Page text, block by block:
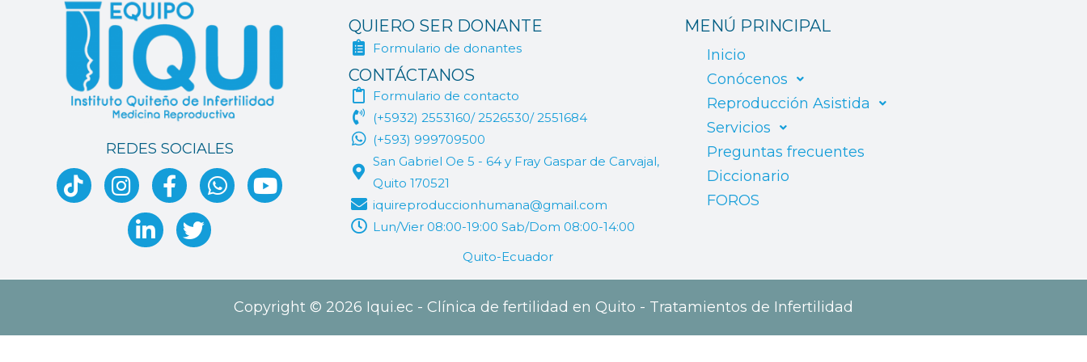
REDES SOCIALES
QUIERO SER DONANTE
Formulario de donantes
CONTÁCTANOS
Formulario de contacto
(+5932) 2553160/ 2526530/ 2551684
(+593) 999709500
San Gabriel Oe 5 - 64 y Fray Gaspar de Carvajal,
Quito 170521
iquireproduccionhumana@gmail.com
Lun/Vier 08:00-19:00 Sab/Dom 08:00-14:00
Quito-Ecuador
MENÚ PRINCIPAL
Inicio
Conócenos
Reproducción Asistida
Servicios
Preguntas frecuentes
Diccionario
FOROS
Copyright © 2026 Iqui.ec - Clínica de fertilidad en Quito - Tratamientos de Infertilidad